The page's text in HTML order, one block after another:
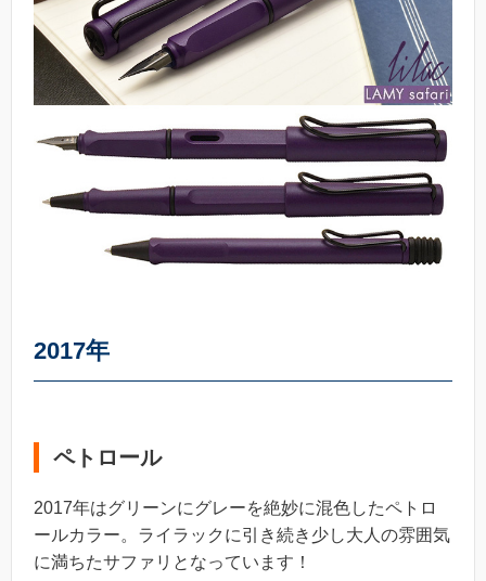
2017年
ペトロール
2017年はグリーンにグレーを絶妙に混色したペトロ
ールカラー。ライラックに引き続き少し大人の雰囲気
に満ちたサファリとなっています！